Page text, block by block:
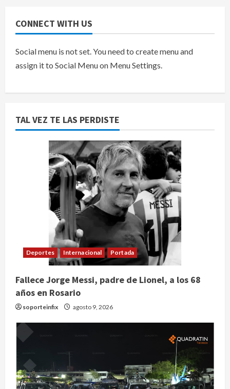
CONNECT WITH US
Social menu is not set. You need to create menu and
assign it to Social Menu on Menu Settings.
TAL VEZ TE LAS PERDISTE
Deportes Internacional Portada
Fallece Jorge Messi, padre de Lionel, a los 68
años en Rosario
soporteinfix agosto 9, 2026